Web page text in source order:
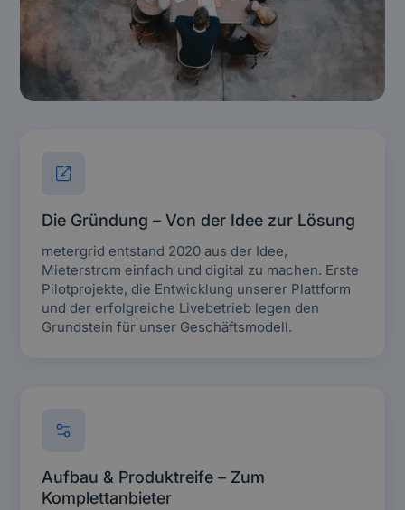
Die Gründung – Von der Idee zur Lösung
metergrid entstand 2020 aus der Idee,
Mieterstrom einfach und digital zu machen. Erste
Pilotprojekte, die Entwicklung unserer Plattform
und der erfolgreiche Livebetrieb legen den
Grundstein für unser Geschäftsmodell.
Aufbau & Produktreife – Zum
Komplettanbieter